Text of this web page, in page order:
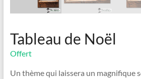
Tableau de Noël
Offert
Un thème qui laissera un magnifique